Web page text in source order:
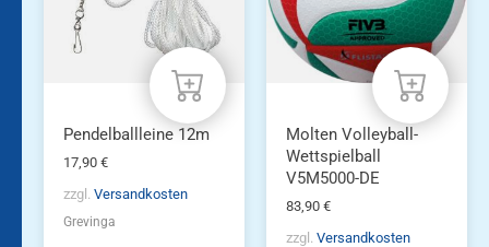
Pendelballleine 12m
17,90 €
zzgl. Versandkosten
Grevinga
Molten Volleyball-
Wettspielball
V5M5000-DE
83,90 €
zzgl. Versandkosten